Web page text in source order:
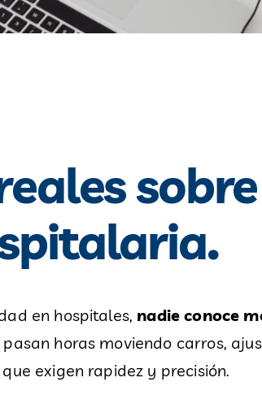
en hospitales, nadie conoce
pasan horas moviendo carros,
exigen rapidez y precisión.